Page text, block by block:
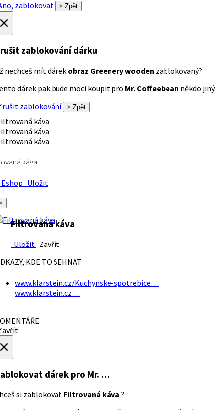
zablokovat
× Zpět
zablokování dárku
nechceš mít dárek obraz Greenery wooden zablokovaný?
dárek pak bude moci koupit pro Mr. Coffeebean někdo jiný.
zablokování
× Zpět
káva
Uložit
Filtrovaná káva
Uložit Zavřít
KDE TO SEHNAT
www.klarstein.cz/Kuchynske-spotrebice…
www.klarstein.cz…
dárek pro Mr. …
si zablokovat Filtrovaná káva ?